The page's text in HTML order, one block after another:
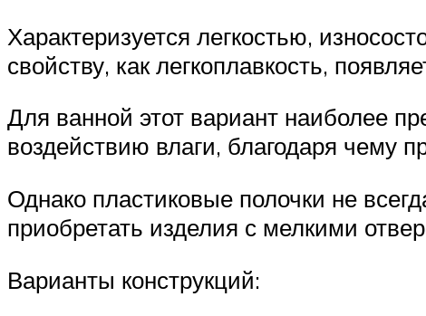
Характеризуется легкостью,
свойству, как легкоплавкость,
Для ванной этот вариант наиболее
воздействию влаги, благодаря чему
Однако пластиковые полочки не
приобретать изделия с мелкими
Варианты конструкций: